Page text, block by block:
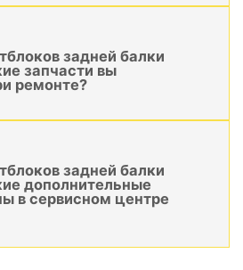
задней балки
запчасти вы
ремонте?
задней балки
дополнительные
в сервисном центре